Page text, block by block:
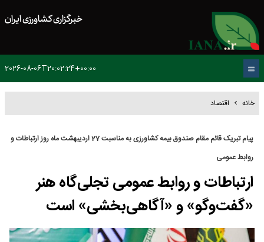
خبرگزاری کشاورزی ایران
2026-08-06T20:02:24+00:00
خانه اقتصاد
پیام تبریک قائم مقام صندوق بیمه کشاورزی به مناسبت 27 اردیبهشت ماه روز ارتباطات و
روابط عمومی
ارتباطات و روابط عمومی تجلی‌گاه هنر
«گفت‌وگو» و «آگاهی‌بخشی» است